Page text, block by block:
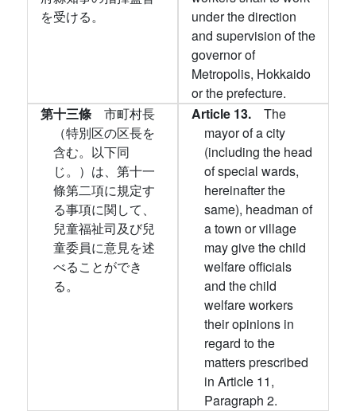
を受ける。
under the direction
and supervision of the
governor of
Metropolis, Hokkaido
or the prefecture.
第十三條 市町村長
（特別区の区長を
含む。以下同
じ。）は、第十一
條第二項に規定す
る事項に関して、
兒童福祉司及び兒
童委員に意見を述
べることができ
る。
Article 13. The
mayor of a city
(including the head
of special wards,
hereinafter the
same), headman of
a town or village
may give the child
welfare officials
and the child
welfare workers
their opinions in
regard to the
matters prescribed
in Article 11,
Paragraph 2.